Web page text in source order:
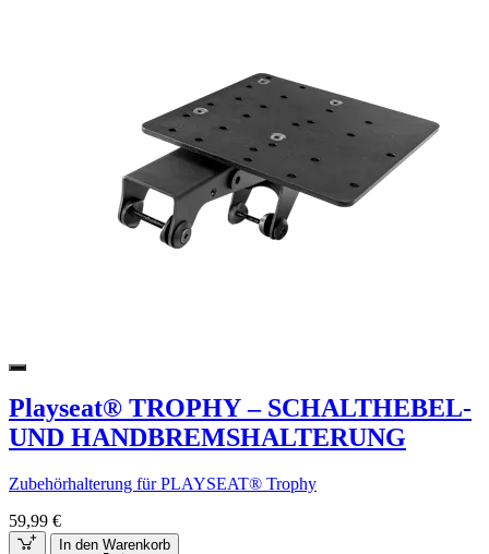
Playseat® TROPHY – SCHALTHEBEL-
UND HANDBREMSHALTERUNG
Zubehörhalterung für PLAYSEAT® Trophy
59,99 €
In den Warenkorb